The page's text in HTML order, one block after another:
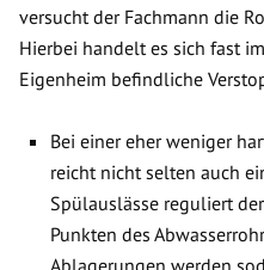
versucht der Fachmann die
Hierbei handelt es sich fast
Eigenheim befindliche
Bei einer eher weniger
reicht nicht selten auch
Spülauslässe reguliert
Punkten des